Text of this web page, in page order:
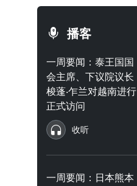
播客
一周要闻：泰王国国
会主席、下议院议长
梭蓬·乍兰对越南进行
正式访问
收听
一周要闻：日本熊本